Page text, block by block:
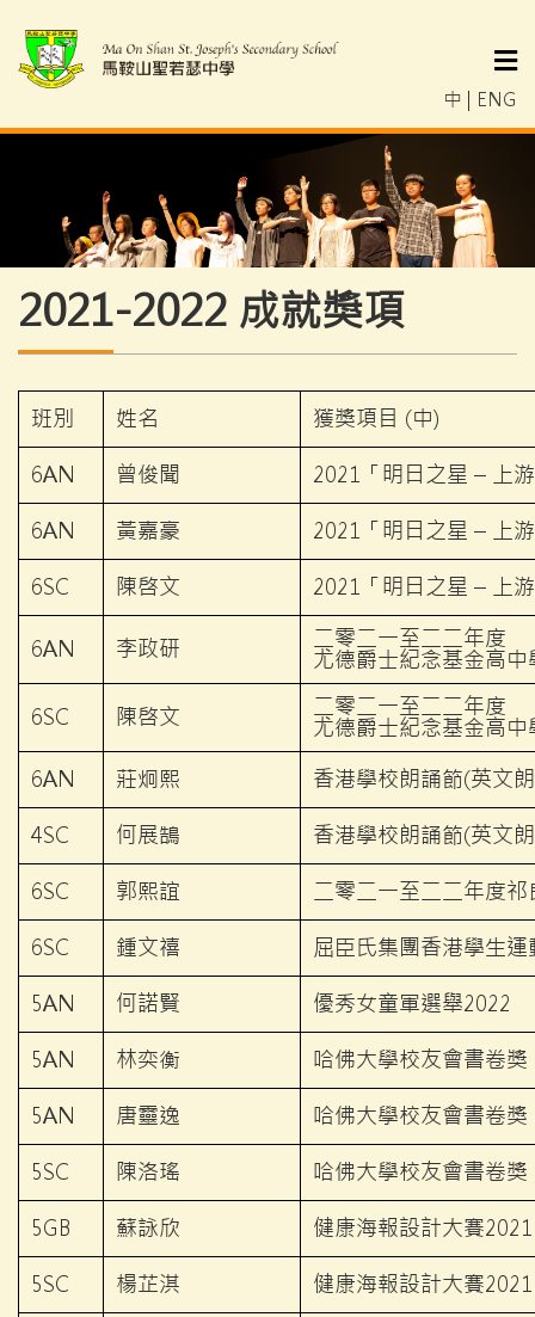
中 ENG
2021-2022 成就獎項
班別 姓名 獲獎項目 (中)
6AN 曾俊聞 2021「明日之星 – 上
6AN 黃嘉豪 2021「明日之星 – 上
6SC 陳啓文 2021「明日之星 – 上
6AN 李政研 二零二一至二二年度
尤德爵士紀念基金高中
6SC 陳啓文 二零二一至二二年度
尤德爵士紀念基金高中
6AN
莊炯熙 香港學校朗誦節(英文
4SC 何展鵠 香港學校朗誦節(英文
6SC 郭熙誼 二零二一至二二年度
6SC 鍾文禧 屈臣氏集團香港學生
5AN 何諾賢 優秀女童軍選舉2022
5AN 林奕衡 哈佛大學校友會書卷獎
5AN 唐靈逸 哈佛大學校友會書卷獎
5SC 陳洛瑤 哈佛大學校友會書卷獎
5GB 蘇詠欣 健康海報設計大賽2021
5SC 楊芷淇 健康海報設計大賽2021